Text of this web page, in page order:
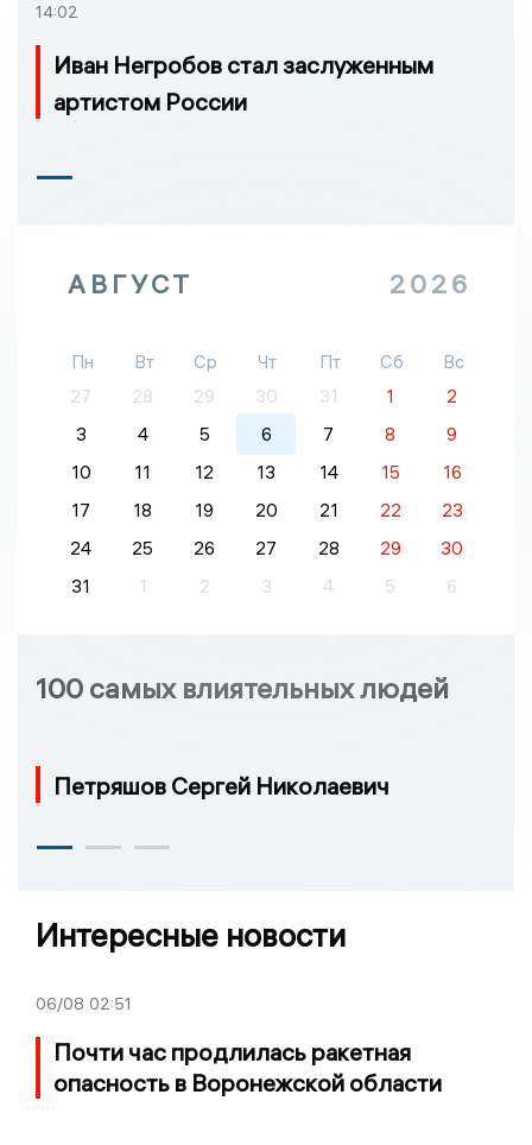
14:02
Иван Негробов стал заслуженным
артистом России
АВГУСТ 2026
Пн Вт Ср Чт Пт Сб
Вс
27
28 29 30 31 1
2
3
4 5 6 7 8
9
10
11 12 13 14 15
16
17
18 19 20 21 22
23
24
25 26 27 28 29
30
31
1 2 3 4 5 6
100 самых влиятельных людей
Петряшов Сергей Николаевич
Интересные новости
06/08 02:51
Почти час продлилась ракетная
опасность в Воронежской области